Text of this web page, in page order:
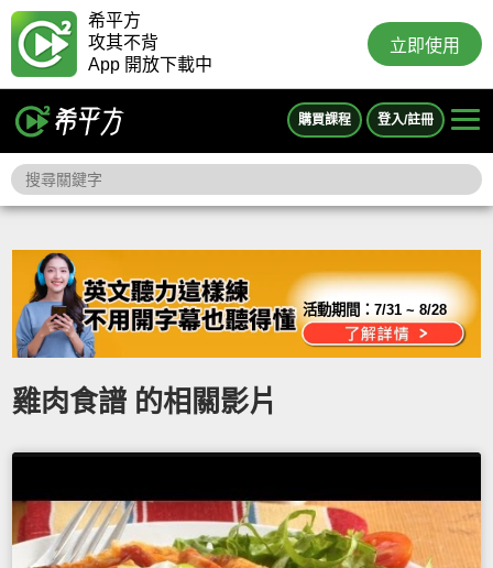
希平方
攻其不背
App 開放下載中
立即使用
購買課程 登入/註冊
活動期間：7/31 ~ 8/28
雞肉食譜 的相關影片